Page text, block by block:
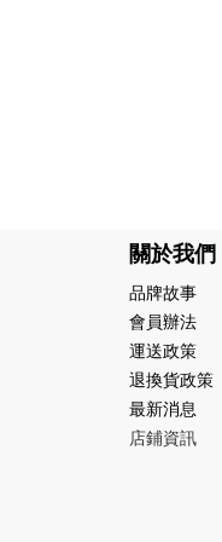
關於我們
品牌故事
會員辦法
運送政策
退換貨政策
最新消息
店鋪資訊